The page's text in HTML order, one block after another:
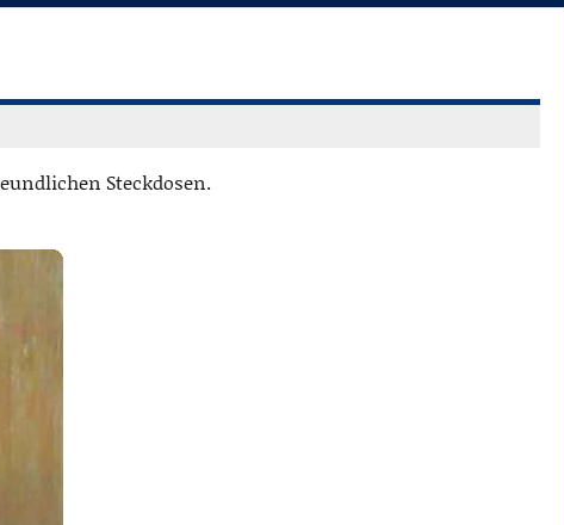
Steckdosen.